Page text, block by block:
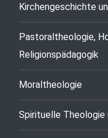
Kirchengeschichte
Pastoraltheologie,
Religionspädagogik
Moraltheologie
Spirituelle Theologie